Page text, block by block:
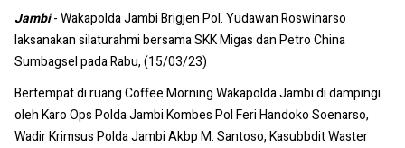
Jambi- Wakapolda Jambi Brigjen Pol. Yudawan Roswinarso
laksanakan silaturahmi bersama SKK Migas dan Petro China
Sumbagsel pada Rabu, (15/03/23)
Bertempat di ruang Coffee Morning Wakapolda Jambi di dampingi
oleh Karo Ops Polda Jambi Kombes Pol Feri Handoko Soenarso,
Wadir Krimsus Polda Jambi Akbp M. Santoso, Kasubbdit Waster